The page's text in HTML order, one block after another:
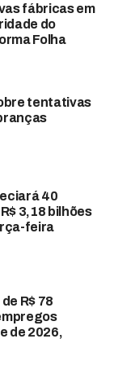
fábricas em
do
Folha
tentativas
40
3,18 bilhões
feira
R$ 78
de 2026,